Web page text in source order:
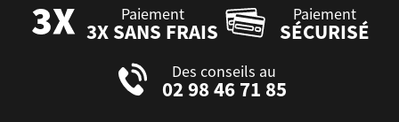
Paiement
3X SANS FRAIS
Paiement
SÉCURISÉ
Des conseils au
02 98 46 71 85